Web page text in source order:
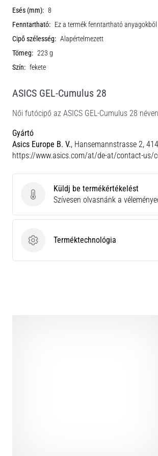
Esés (mm): 8
Fenntartható: Ez a termék fenntartható
Cipő szélesség: Alapértelmezett
Tömeg: 223 g
Szín: fekete
ASICS GEL-Cumulus 28
Női futócipő az ASICS GEL-Cumulus 28
Gyártó
Asics Europe B. V., Hansemannstrasse 2,
https://www.asics.com/at/de-at/contact-us/
Küldj be termékértékelést
Küldj be termékértékelést
Szívesen olvasnánk a
Terméktechnológia
Terméktechnológia